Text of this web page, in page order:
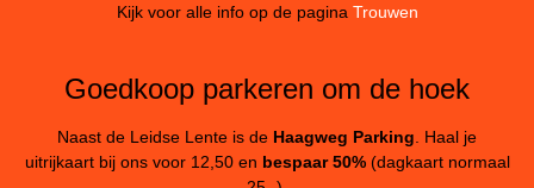
Kijk voor alle info op de pagina Trouwen
Goedkoop parkeren om de hoek
Naast de Leidse Lente is de Haagweg Parking . Haal je
uitrijkaart bij ons voor 12,50 en bespaar 50%(dagkaart normaal